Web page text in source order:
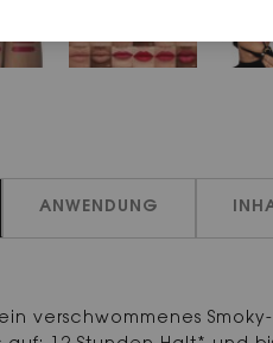
ANWENDUNG
verschwommenes